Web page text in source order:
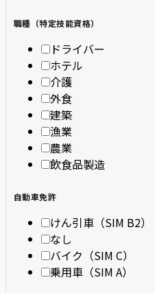
職種（特定技能資格）
ドライバー
ホテル
介護
外食
建築
漁業
農業
飲食品製造
自動車免許
けん引車（SIM B2）
なし
バイク（SIM C）
乗用車（SIM A）